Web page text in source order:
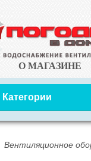
О МАГАЗИНЕ
Категории
Вентиляционное